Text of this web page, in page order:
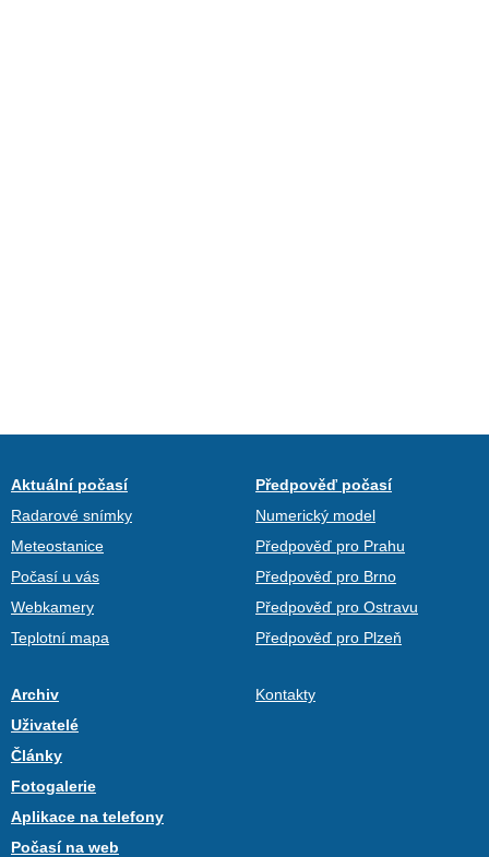
Aktuální počasí
Radarové snímky
Meteostanice
Počasí u vás
Webkamery
Teplotní mapa
Předpověď počasí
Numerický model
Předpověď pro Prahu
Předpověď pro Brno
Předpověď pro Ostravu
Předpověď pro Plzeň
Archiv
Uživatelé
Články
Fotogalerie
Aplikace na telefony
Počasí na web
Kontakty